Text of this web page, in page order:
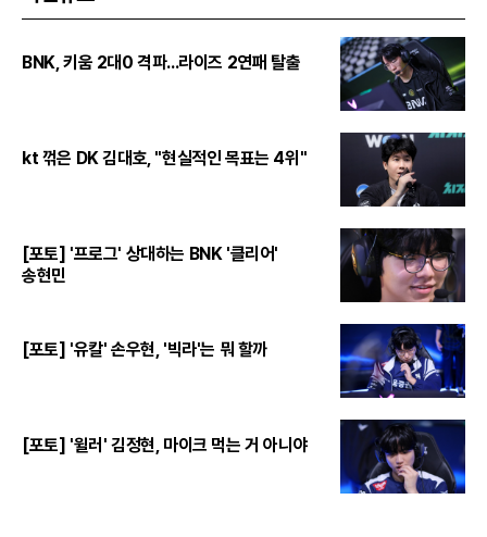
BNK, 키움 2대0 격파...라이즈 2연패 탈출
kt 꺾은 DK 김대호, "현실적인 목표는 4위"
[포토] '프로그' 상대하는 BNK '클리어'
송현민
[포토] '유칼' 손우현, '빅라'는 뭐 할까
[포토] '윌러' 김정현, 마이크 먹는 거 아니야